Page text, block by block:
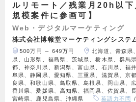
ルリモート／残業月20h以下
規模案件に参画可】
Web・デジタルマーケティング
株式会社博報堂マーケティングシステ
500万円 ～ 649万円
北海道、青森県
県、山形県、福島県、茨城県、栃木県、群馬
都、神奈川県、新潟県、富山県、石川県、福
阜県、静岡県、愛知県、三重県、滋賀県、京
良県、和歌山県、鳥取県、島根県、岡山県、
香川県、愛媛県、高知県、福岡県、佐賀県、
宮崎県、鹿児島県、沖縄県
英語力不問